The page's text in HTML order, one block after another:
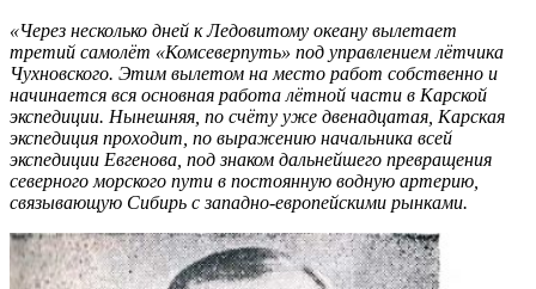
«Через несколько дней к Ледовитому океану вылетает
третий самолёт «Комсеверпуть» под управлением лётчика
Чухновского. Этим вылетом на место работ собственно и
начинается вся основная работа лётной части в Карской
экспедиции. Нынешняя, по счёту уже двенадцатая, Карская
экспедиция проходит, по выражению начальника всей
экспедиции Евгенова, под знаком дальнейшего превращения
северного морского пути в постоянную водную артерию,
связывающую Сибирь с западно-европейскими рынками.